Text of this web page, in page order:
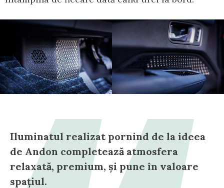
Iluminatul realizat pornind de la ideea
de Andon completează atmosfera
relaxată, premium, și pune în valoare
spațiul.